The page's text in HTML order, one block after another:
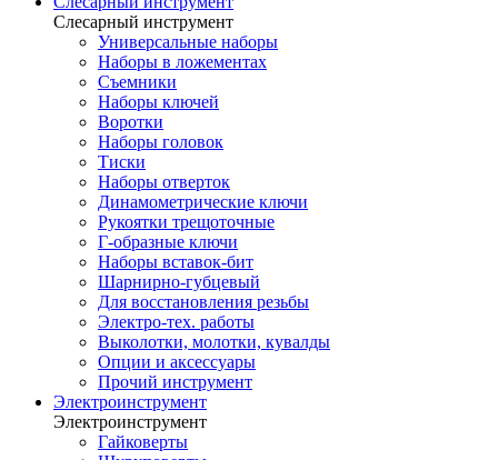
Слесарный инструмент
Универсальные наборы
Наборы в ложементах
Съемники
Наборы ключей
Воротки
Наборы головок
Тиски
Наборы отверток
Динамометрические ключи
Рукоятки трещоточные
Г-образные ключи
Наборы вставок-бит
Шарнирно-губцевый
Для восстановления резьбы
Электро-тех. работы
Выколотки, молотки, кувалды
Опции и аксессуары
Прочий инструмент
Электроинструмент
Электроинструмент
Гайковерты